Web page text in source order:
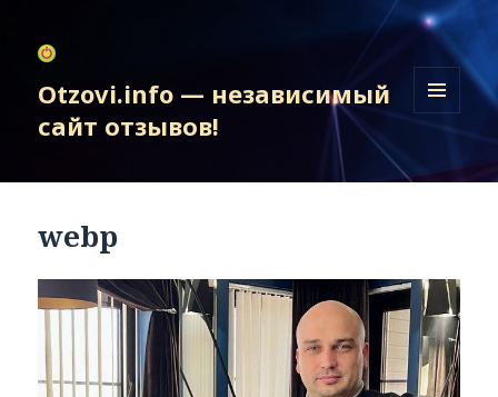
Otzovi.info — независимый
сайт отзывов!
webp